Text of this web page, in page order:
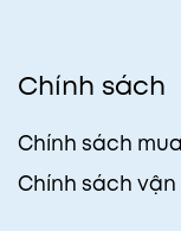
Chính sách
Chính sách
Chính sách vận